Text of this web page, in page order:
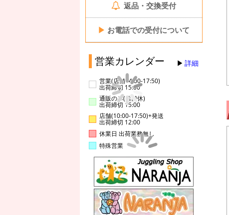
返品・交換受付
▶ お電話での受付について
営業カレンダー 詳細
営業(店舗14:00-17:50)
出荷締切 15:00
通販のみ(店舗休)
出荷締切 15:00
店舗(10:00-17:50)+発送
出荷締切 12:00
休業日 出荷業務無し
特殊営業